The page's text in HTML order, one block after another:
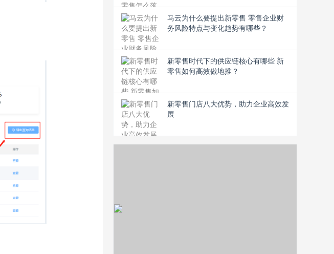
马云为什么要提出新零售 零售企业财
务风险特点与变化趋势有哪些？
新零售时代下的供应链核心有哪些 新
零售如何高效做地推？
新零售门店八大优势，助力企业高效发
展